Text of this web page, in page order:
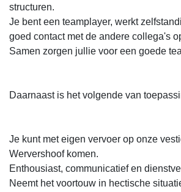
structuren.
Je bent een teamplayer, werkt
goed contact met de andere collega's
Samen zorgen jullie voor een goede
Daarnaast is het volgende van
Je kunt met eigen vervoer op onze
Wervershoof komen.
Enthousiast, communicatief en
Neemt het voortouw in hectische